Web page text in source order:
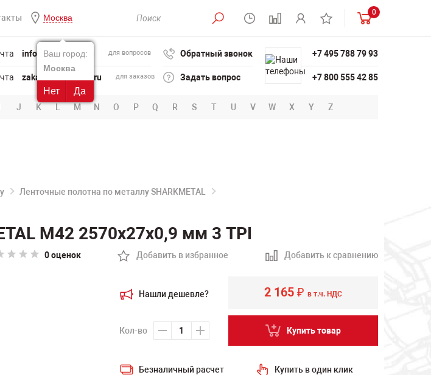
Москва
Ваш город:
Москва
Нет Да
0
info@powertool.ru для вопросов
zakaz@powertool.ru для заказов
Обратный звонок
Задать вопрос
+7 495 788 79 93
+7 800 555 42 85
J K L M N O P Q R S T U V W X Y Z
Ленточные полотна по металлу SHARKMETAL
M42 2570х27х0,9 мм 3 TPI
0 оценок Добавить в избранное Добавить к сравнению
Нашли дешевле?
Кол-во
2 165 ₽ в т.ч. НДС
Купить товар
Безналичный расчет Купить в один клик